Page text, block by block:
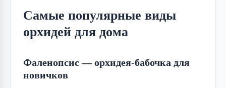
Самые популярные виды
орхидей для дома
Фаленопсис — орхидея-бабочка для
новичков